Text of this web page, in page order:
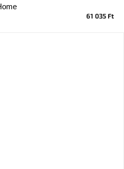
61 035 Ft